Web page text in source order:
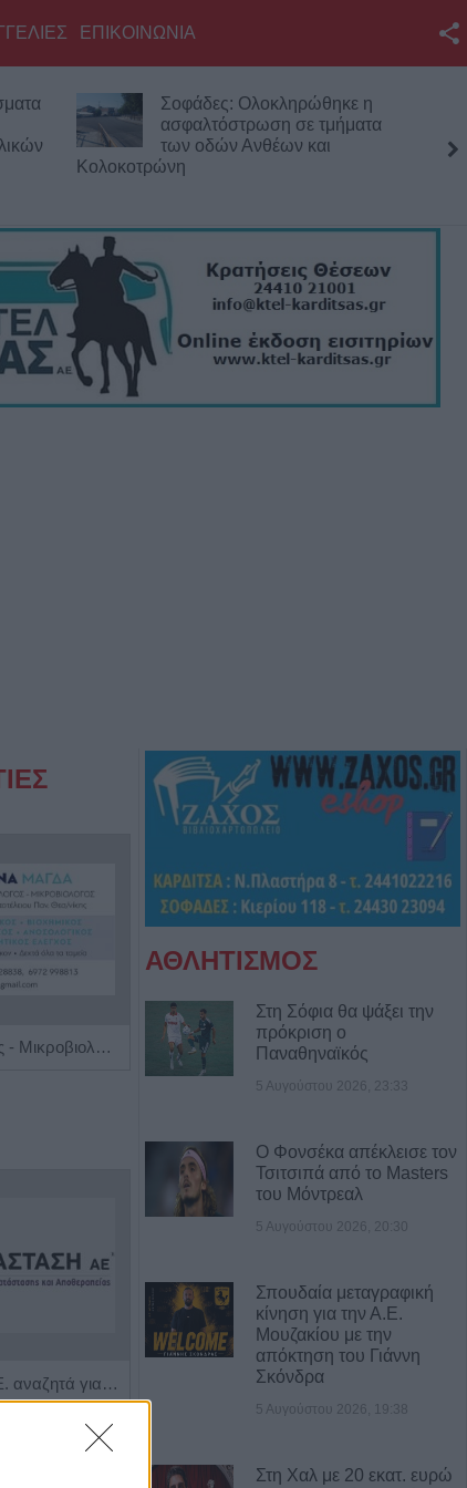
Twitter
YouTube
Επικοινωνία με το
ΕΠΙΚΟΙΝΩΝΙΑ
Σοφάδες: Ολοκληρώθηκε η
ασφαλτόστρωση σε τμήματα
των οδών Ανθέων και
Κολοκοτρώνη
Ιατρός Βιοπαθολόγος - Μικροβιολόγος 'Παγάνα Μάγδα'
Η Αποκατάσταση Α.Ε. αναζητά για εργασία Νοσηλευτές και Βοηθούς Νοσηλευτές
ΑΘΛΗΤΙΣΜΟΣ
Στη Σόφια θα ψάξει την
πρόκριση ο
Παναθηναϊκός
5 Αυγούστου 2026, 23:33
Ο Φονσέκα απέκλεισε τον
Τσιτσιπά από το Masters
του Μόντρεαλ
5 Αυγούστου 2026, 20:30
Σπουδαία μεταγραφική
κίνηση για την Α.Ε.
Μουζακίου με την
απόκτηση του Γιάννη
Σκόνδρα
5 Αυγούστου 2026, 19:38
Στη Χαλ με 20 εκατ. ευρώ